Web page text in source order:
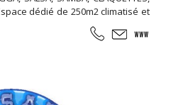
Espace dédié de 250m2 climatisé et
et privés, coaching,
vos évènements: mariages,